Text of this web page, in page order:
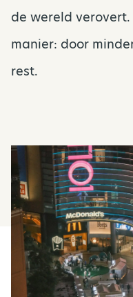
de wereld
manier: door
rest.